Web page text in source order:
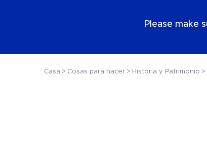
Please make
Casa Cosas para hacer Historia y Patrimonio